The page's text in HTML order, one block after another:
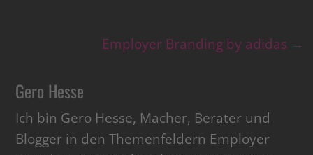
Employer Branding by adidas →
Gero Hesse
Ich bin Gero Hesse, Macher, Berater und
Blogger in den Themenfeldern Employer